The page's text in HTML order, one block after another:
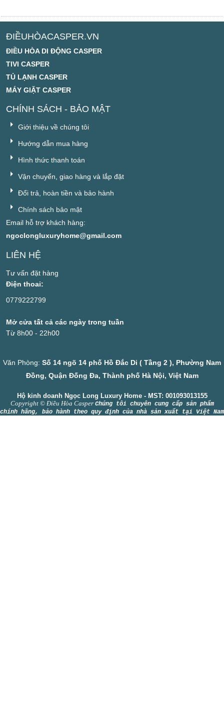
ĐIỀUHÒACASPER.VN
ĐIỀU HÒA DI ĐỘNG CASPER
TIVI CASPER
TỦ LẠNH CASPER
MÁY GIẶT CASPER
CHÍNH SÁCH - BẢO MẬT
Giới thiệu về chúng tôi
Hướng dẫn mua hàng
Hình thức thanh toán
Vận chuyển, giao hàng và lắp đặt
Đổi trả, hoàn tiền và bảo hành
Chính sách bảo mật
Email hỗ trợ khách hàng:
ngoclongluxuryhome@gmail.com
LIÊN HỆ
Tư vấn đặt hàng
Điện thoai:
0779222799
Mở cửa tất cả các ngày trong tuần
Từ 8h00 - 22h00
Văn Phòng: Số 14 ngõ 14 phố Hồ Đắc Di ( Tầng 2 ), Phường Nam
Đồng, Quận Đống Đa, Thành phố Hà Nội, Việt Nam
Hộ kinh doanh Ngọc Long Luxury Home - MST: 001093013155
Copyright © Điều Hòa Casper Chúng tôi chuyên cung cấp sản phẩm
chính hãng, bảo hành theo quy định của nhà sản xuất tại Việt Nam